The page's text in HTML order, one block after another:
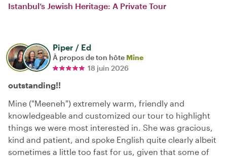
Istanbul’s Jewish Heritage: A Private Tour
Piper / Ed
À propos de ton hôte Mine
18 juin 2026
outstanding!!
Mine ("Meeneh") extremely warm, friendly and
knowledgeable and customized our tour to highlight
things we were most interested in. She was gracious,
kind and patient, and spoke English quite clearly albeit
sometimes a little too fast for us, given that some of